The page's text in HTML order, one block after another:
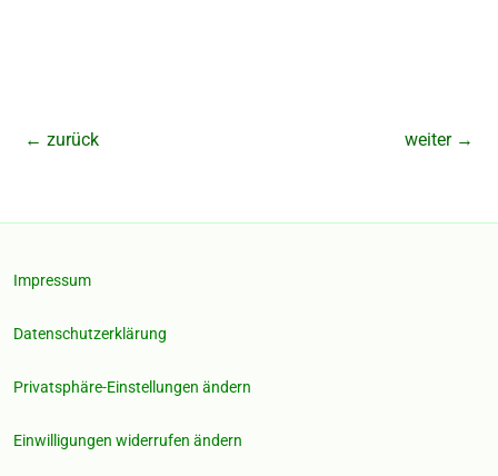
← zurück weiter →
Impressum
Datenschutzerklärung
Privatsphäre-Einstellungen ändern
Einwilligungen widerrufen ändern